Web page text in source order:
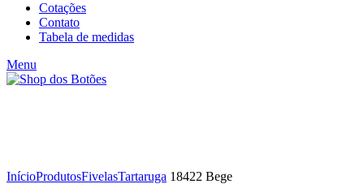
Cotações
Contato
Tabela de medidas
Menu
InícioProdutosFivelasTartaruga 18422 Bege